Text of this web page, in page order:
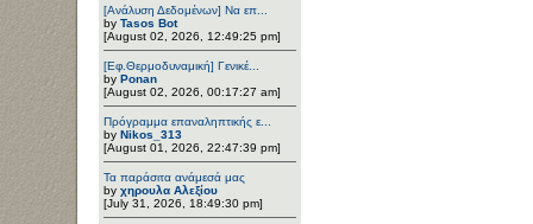
[Ανάλυση Δεδομένων] Να επ...
by Tasos Bot
[August 02, 2026, 12:49:25 pm]
[Εφ.Θερμοδυναμική] Γενικέ...
by Ponan
[August 02, 2026, 00:17:27 am]
Πρόγραμμα επαναληπτικής ε...
by Nikos_313
[August 01, 2026, 22:47:39 pm]
Τα παράσιτα ανάμεσά μας
by χηρουλα Αλεξίου
[July 31, 2026, 18:49:30 pm]